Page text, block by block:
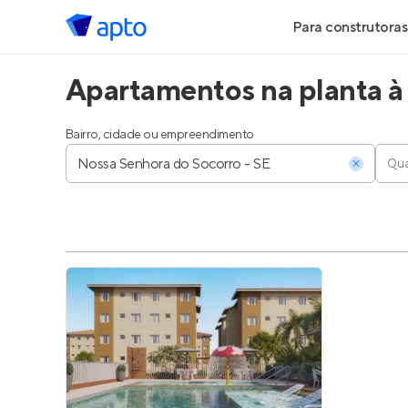
Para construtoras
Geração de
Geração de
Parcerias
Anunciar
Entrar no
Apartamentos na planta
Bairro, cidade ou empreendimento